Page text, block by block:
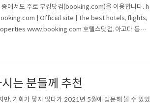
에서도 주로 부킹닷컴(booking.com)을 이용합니다. h
| Official site | The best hotels, flights,
www.booking.com 호텔스닷컴, 아고다 등등
혜택 때문입니다. 다른 사이트들도 각종 우수고객
는 분들께 추천
만, 기회가 닿지 않다가 2021년 5월에 방문해 볼 수 있었